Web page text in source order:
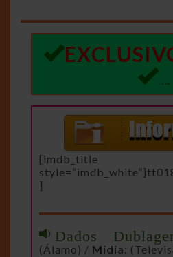
…
[imdb_title
]
Dados
(Álamo) / Mídia: